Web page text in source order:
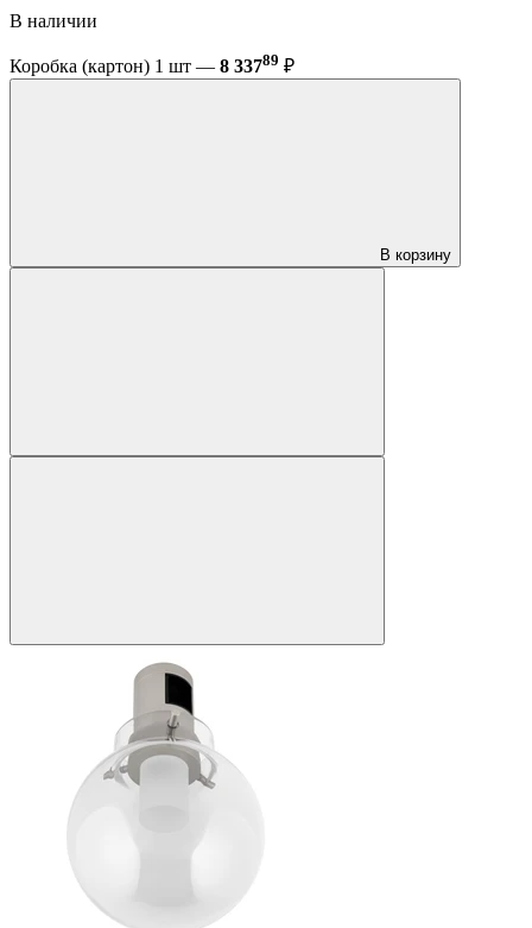
В наличии
Коробка (картон) 1 шт — 8 33789 ₽
В корзину